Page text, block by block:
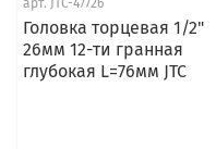
арт. JTC-47726
Головка торцевая 1/2"
26мм 12-ти гранная
глубокая L=76мм JTC